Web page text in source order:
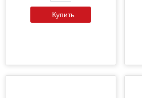
Купить